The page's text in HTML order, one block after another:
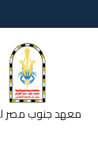
معهد جنوب مصر